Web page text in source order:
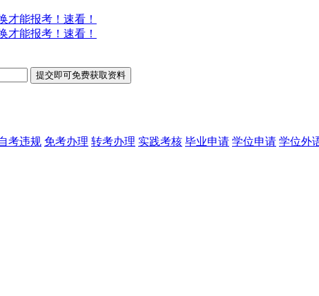
才能报考！速看！
才能报考！速看！
考违规 免考办理 转考办理 实践考核 毕业申请 学位申请 学位外